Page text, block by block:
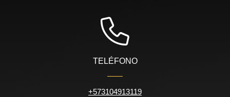
TELÉFONO
+573104913119